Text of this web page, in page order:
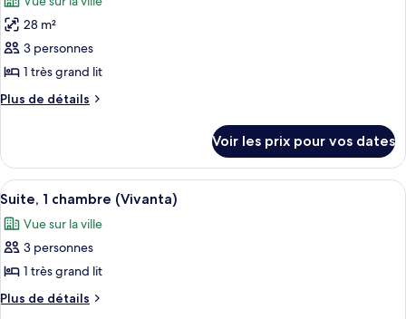
grand
lit
Chambre
Supérieure,
très
grand
les
photos
pour
ce
type
de
Chambre
Deluxe,
1
très
grand
lit
28 m²
3 personnes
1 très grand lit
Plus de détails
Plus
le
type
de
Chambre
Deluxe,
très
grand
lit
Voir les prix pour vos dates
Afficher
toutes
les
photos
pour
ce
Une chambre d’hôtel moderne
3
Suite, 1 chambre (Vivanta)
Vue sur la ville
3 personnes
1 très grand lit
Plus de détails
Plus